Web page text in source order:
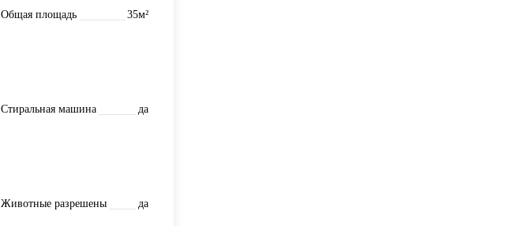
Общая площадь
35м²
Стиральная машина
да
Животные разрешены да